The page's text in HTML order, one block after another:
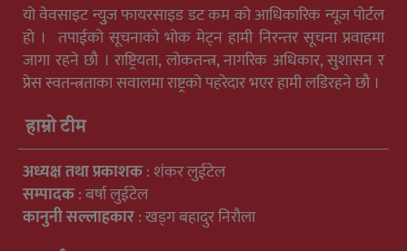
यो वेवसाइट न्युुज फायरसाइड डट कम को आधिकारिक न्यूज पोर्टल
हो । तपाईको सूचनाको भोक मेट्न हामी निरन्तर सूचना प्रवाहमा
जागा रहने छौ । राष्ट्रियता, लोकतन्त्र, नागरिक अधिकार, सुशासन र
प्रेस स्वतन्त्रताका सवालमा राष्ट्रको पहरेदार भएर हामी लडिरहने छौ ।
हाम्रो टीम
अध्यक्ष तथा प्रकाशक: शंकर लुईटेल
सम्पादक: बर्षा लुईटेल
कानुनी सल्लाहकार: खड्ग बहादुर निरौला